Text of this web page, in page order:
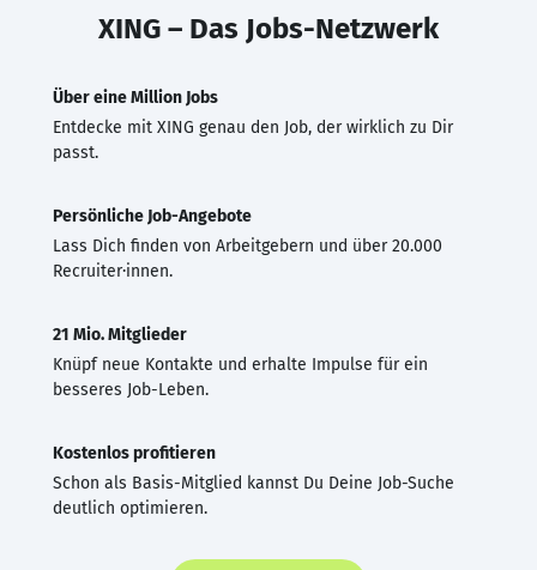
XING – Das Jobs-Netzwerk
Über eine Million Jobs
Entdecke mit XING genau den Job, der wirklich zu Dir
passt.
Persönliche Job-Angebote
Lass Dich finden von Arbeitgebern und über 20.000
Recruiter·innen.
21 Mio. Mitglieder
Knüpf neue Kontakte und erhalte Impulse für ein
besseres Job-Leben.
Kostenlos profitieren
Schon als Basis-Mitglied kannst Du Deine Job-Suche
deutlich optimieren.